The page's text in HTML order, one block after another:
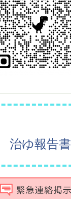
治ゆ報告書